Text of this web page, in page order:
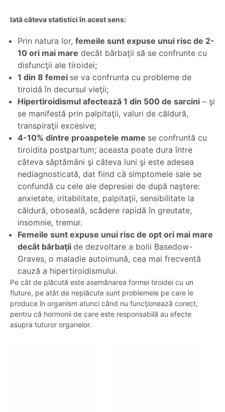
Dr. Dan Gabriel
Rosoga
Consultatie urologie +
500 lei PROGRAMARE
Medic Primar, Urologie
Control urologie(dupa consult)
325 lei PROGRAMARE
Iată câteva statistici în acest sens:
Prin natura lor, femeile sunt expuse unui risc de 2-
10 ori mai mare decât bărbaţii să se confrunte cu
disfuncţii ale tiroidei;
1 din 8 femei
se va confrunta cu probleme de
tiroidă în decursul vieţii;
Hipertiroidismul afectează 1 din 500 de sarcini
se manifestă prin palpitaţii, valuri de căldură,
transpiraţii excesive;
4-10% dintre proaspetele mamese confruntă cu
tiroidita postpartum; aceasta poate dura între
câteva săptămâni şi câteva luni şi este adesea
nediagnosticată, dat fiind că simptomele sale se